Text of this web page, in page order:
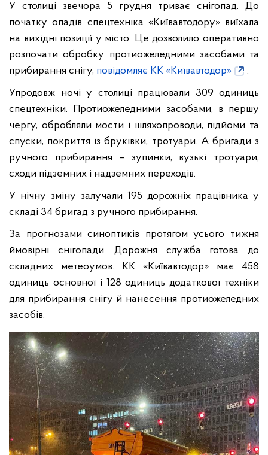
У столиці звечора 5 грудня триває снігопад. До
початку опадів спецтехніка «Київавтодору» виїхала
на вихідні позиції у місто. Це дозволило оперативно
розпочати обробку протиожеледними засобами та
прибирання снігу, повідомляє КК «Київавтодор»
.
Упродовж ночі у столиці працювали 309 одиниць
спецтехніки. Протиожеледними засобами, в першу
чергу, обробляли мости і шляхопроводи, підйоми та
спуски, покриття із бруківки, тротуари. А бригади з
ручного прибирання – зупинки, вузькі тротуари,
сходи підземних і надземних переходів.
У нічну зміну залучали 195 дорожніх працівника у
складі 34 бригад з ручного прибирання.
За прогнозами синоптиків протягом усього тижня
ймовірні снігопади. Дорожня служба готова до
складних метеоумов. КК «Київавтодор» має 458
одиниць основної і 128 одиниць додаткової техніки
для прибирання снігу й нанесення протиожеледних
засобів.